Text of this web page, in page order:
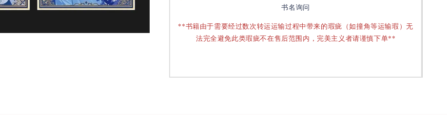
书名询问
**书籍由于需要经过数次转运运输过程中带来的瑕疵（如撞角等运输瑕）无
法完全避免此类瑕疵不在售后范围内，完美主义者请谨慎下单**